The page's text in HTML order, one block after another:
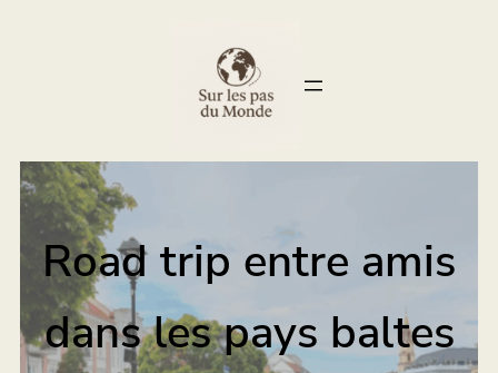
Road trip entre amis
dans les pays baltes